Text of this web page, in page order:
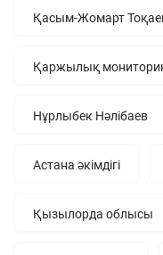
Қасым-Жомарт
Қаржылық
Нұрлыбек Нәлібаев
Астана әкімдігі
Қызылорда облысы